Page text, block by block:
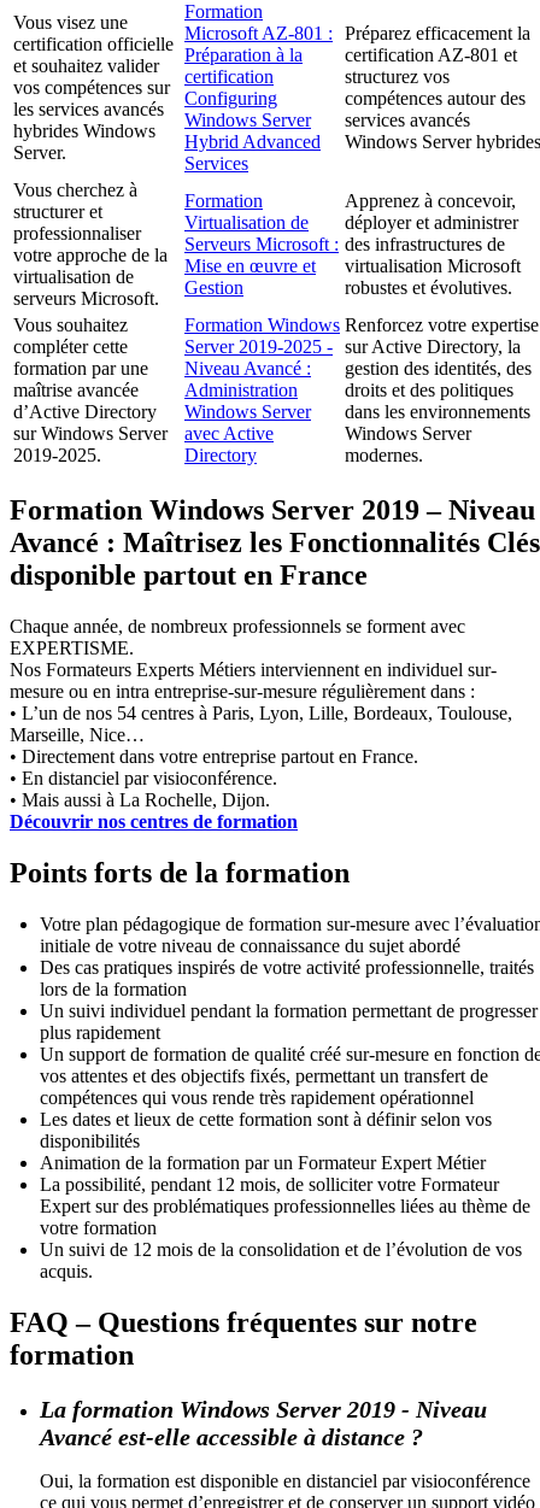
Vous visez une
certification officielle
et souhaitez valider
vos compétences sur
les services avancés
hybrides Windows
Server.
Formation
Microsoft AZ-801 :
Préparation à la
certification
Configuring
Windows Server
Hybrid Advanced
Services
Préparez efficacement la
certification AZ-801 et
structurez vos
compétences autour des
services avancés
Windows Server
Vous cherchez à
structurer et
professionnaliser
votre approche de la
virtualisation de
serveurs Microsoft.
Formation
Virtualisation de
Serveurs Microsoft :
Mise en œuvre et
Gestion
Apprenez à concevoir,
déployer et administrer
des infrastructures de
virtualisation Microsoft
robustes et évolutives.
Vous souhaitez
compléter cette
formation par une
maîtrise avancée
d’Active Directory
sur Windows Server
2019-2025.
Formation Windows
Server 2019-2025 -
Niveau Avancé :
Administration
Windows Server
avec Active
Directory
Renforcez votre expertise
sur Active Directory, la
gestion des identités, des
droits et des politiques
dans les environnements
Windows Server
modernes.
Formation Windows Server 2019 – Niveau
Avancé : Maîtrisez les Fonctionnalités Clés
disponible partout en France
Chaque année, de nombreux professionnels se forment avec
EXPERTISME.
Nos Formateurs Experts Métiers interviennent en individuel sur-
mesure ou en intra entreprise-sur-mesure régulièrement dans :
• L’un de nos 54 centres à Paris, Lyon, Lille, Bordeaux, Toulouse,
Marseille, Nice…
• Directement dans votre entreprise partout en France.
• En distanciel par visioconférence.
• Mais aussi à La Rochelle, Dijon.
Découvrir nos centres de formation
Points forts de la formation
Votre plan pédagogique de formation sur-mesure avec
initiale de votre niveau de connaissance du sujet abordé
Des cas pratiques inspirés de votre activité professionnelle, traités
lors de la formation
Un suivi individuel pendant la formation permettant de progresser
plus rapidement
Un support de formation de qualité créé sur-mesure en fonction
vos attentes et des objectifs fixés, permettant un transfert de
compétences qui vous rende très rapidement opérationnel
Les dates et lieux de cette formation sont à définir selon vos
disponibilités
Animation de la formation par un Formateur Expert Métier
La possibilité, pendant 12 mois, de solliciter votre Formateur
Expert sur des problématiques professionnelles liées au thème de
votre formation
Un suivi de 12 mois de la consolidation et de l’évolution de vos
acquis.
FAQ – Questions fréquentes sur notre
formation
La formation Windows Server 2019 - Niveau
Avancé est-elle accessible à distance ?
Oui, la formation est disponible en distanciel par visioconférence
ce qui vous permet d’enregistrer et de conserver un support vidéo